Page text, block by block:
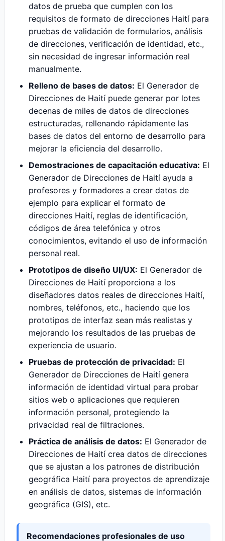
datos de prueba que cumplen con los
requisitos de formato de direcciones Haití para
pruebas de validación de formularios, análisis
de direcciones, verificación de identidad, etc.,
sin necesidad de ingresar información real
manualmente.
Relleno de bases de datos: El Generador de
Direcciones de Haití puede generar por lotes
decenas de miles de datos de direcciones
estructuradas, rellenando rápidamente las
bases de datos del entorno de desarrollo para
mejorar la eficiencia del desarrollo.
Demostraciones de capacitación educativa: El
Generador de Direcciones de Haití ayuda a
profesores y formadores a crear datos de
ejemplo para explicar el formato de
direcciones Haití, reglas de identificación,
códigos de área telefónica y otros
conocimientos, evitando el uso de información
personal real.
Prototipos de diseño UI/UX: El Generador de
Direcciones de Haití proporciona a los
diseñadores datos reales de direcciones Haití,
nombres, teléfonos, etc., haciendo que los
prototipos de interfaz sean más realistas y
mejorando los resultados de las pruebas de
experiencia de usuario.
Pruebas de protección de privacidad: El
Generador de Direcciones de Haití genera
información de identidad virtual para probar
sitios web o aplicaciones que requieren
información personal, protegiendo la
privacidad real de filtraciones.
Práctica de análisis de datos: El Generador de
Direcciones de Haití crea datos de direcciones
que se ajustan a los patrones de distribución
geográfica Haití para proyectos de aprendizaje
en análisis de datos, sistemas de información
geográfica (GIS), etc.
Recomendaciones profesionales de uso